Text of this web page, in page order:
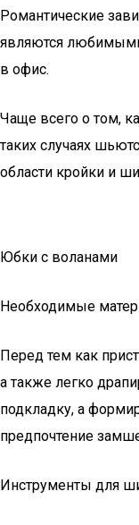
Романтические
являются
в офис.
Чаще всего о том,
таких случаях
области кройки и
Юбки с воланами
Необходимые
Перед тем как
а также легко
подкладку, а
предпочтение
Инструменты для